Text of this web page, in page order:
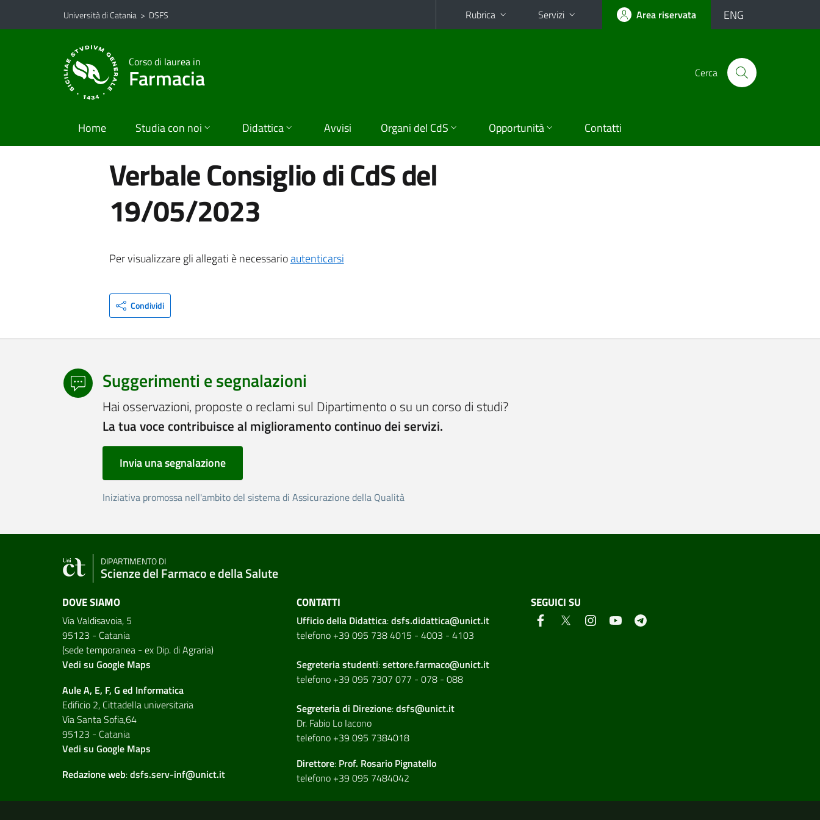
Vai al contenuto principale
Vai al menu di navigazione
Università di Catania > DSFS Rubrica Servizi Area riservata ENG
Corso di laurea in
Farmacia Cerca
Home Studia con noi Didattica Avvisi Organi del CdS Opportunità Contatti
Verbale Consiglio di CdS del
19/05/2023
Per visualizzare gli allegati è necessarioautenticarsi
Condividi
Suggerimenti e segnalazioni
Hai osservazioni, proposte o reclami sul Dipartimento o su un corso di studi?
La tua voce contribuisce al miglioramento continuo dei servizi.
Invia una segnalazione
Iniziativa promossa nell'ambito del sistema di Assicurazione della Qualità
DIPARTIMENTO DI
Scienze del Farmaco e della Salute
DOVE SIAMO
Via Valdisavoia, 5
95123 - Catania
(sede temporanea - ex Dip. di Agraria)
Vedi su Google Maps
Aule A, E, F, G ed Informatica
Edificio 2, Cittadella universitaria
Via Santa Sofia,64
95123 - Catania
Vedi su Google Maps
Redazione web:dsfs.serv-inf@unict.it
CONTATTI
Ufficio della Didattica:dsfs.didattica@unict.it
telefono +39 095 738 4015 - 4003 - 4103
Segreteria studenti:settore.farmaco@unict.it
telefono +39 095 7307 077 - 078 - 088
Segreteria di Direzione:dsfs@unict.it
Dr. Fabio Lo Iacono
telefono +39 095 7384018
Direttore: Prof. Rosario Pignatello
telefono +39 095 7484042
SEGUICI SU